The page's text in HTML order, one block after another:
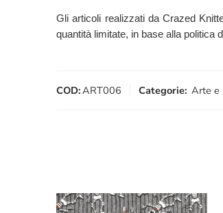
Gli articoli realizzati da Crazed
quantità limitate, in base alla politica
COD:ART006 Categorie: Arte e